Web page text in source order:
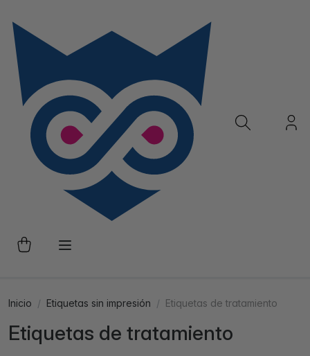
Inicio Etiquetas sin impresión Etiquetas de tratamiento
Etiquetas de tratamiento